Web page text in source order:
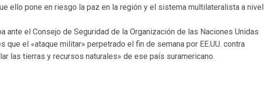
ello pone en riesgo la paz en la región y el sistema multilateralista a nivel
ante el Consejo de Seguridad de la Organización de las Naciones Unidas
que el «ataque militar» perpetrado el fin de semana por EE.UU. contra
las tierras y recursos naturales» de ese país suramericano.